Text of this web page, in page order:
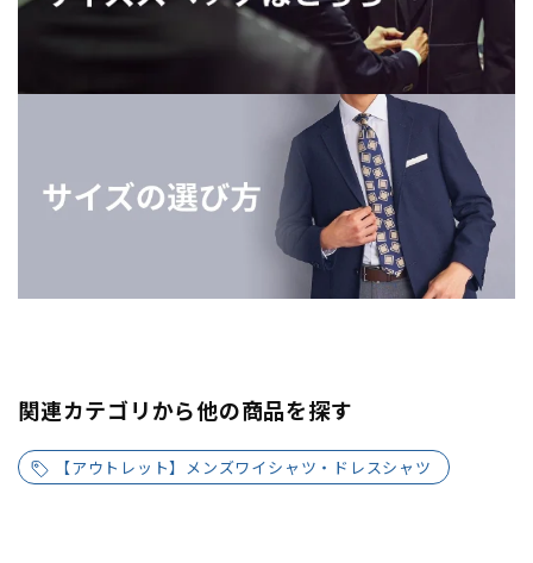
関連カテゴリから他の商品を探す
【アウトレット】メンズワイシャツ・ドレスシャツ